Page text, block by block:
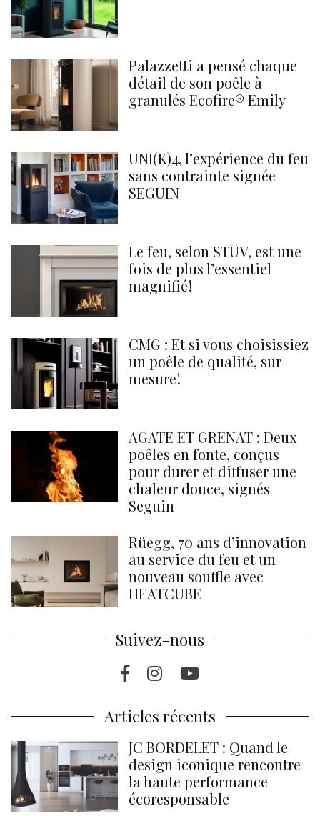
Palazzetti a pensé chaque
détail de son poêle à
granulés Ecofire® Emily
UNI(K)4, l’expérience du feu
sans contrainte signée
SEGUIN
Le feu, selon STÛV, est une
fois de plus l’essentiel
magnifié !
CMG : Et si vous choisissiez
un poêle de qualité, sur
mesure !
AGATE ET GRENAT : Deux
poêles en fonte, conçus
pour durer et diffuser une
chaleur douce, signés
Seguin
Rüegg, 70 ans d’innovation
au service du feu et un
nouveau souffle avec
HEATCUBE
Suivez-nous
Facebook
Instragram
Youtube
Articles récents
JC BORDELET : Quand le
design iconique rencontre
la haute performance
écoresponsable